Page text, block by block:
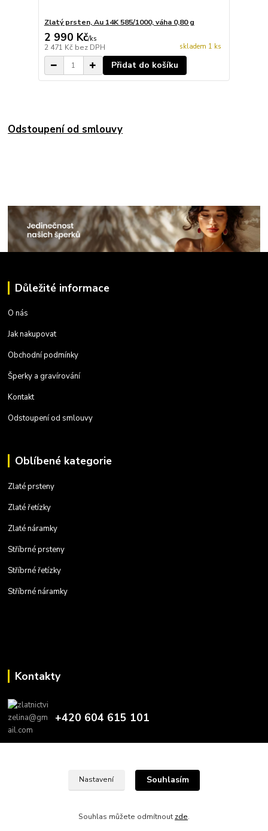
Zlatý prsten, Au 14K 585/1000, váha 0,80 g
2 990 Kč/ks
2 471 Kč bez DPH skladem 1 ks
Přidat do košíku
Odstoupení od smlouvy
Důležité informace
O nás
Jak nakupovat
Obchodní podmínky
Šperky a gravírování
Kontakt
Odstoupení od smlouvy
Oblíbené kategorie
Zlaté prsteny
Zlaté řetízky
Zlaté náramky
Stříbrné prsteny
Stříbrné řetízky
Stříbrné náramky
Kontakty
+420 604 615 101
Nastavení Souhlasím
Souhlas můžete odmítnout zde.